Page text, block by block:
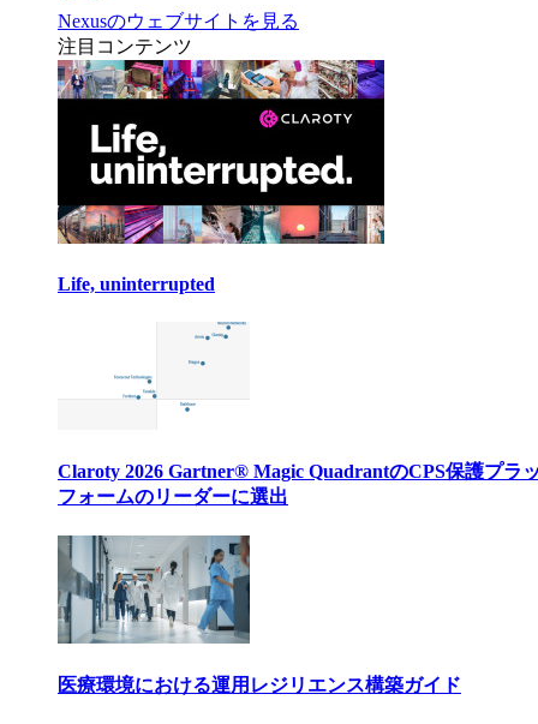
Nexusのウェブサイトを見る
注目コンテンツ
Life, uninterrupted
Claroty 2026 Gartner® Magic QuadrantのCPS保護プラ
フォームのリーダーに選出
医療環境における運用レジリエンス構築ガイド